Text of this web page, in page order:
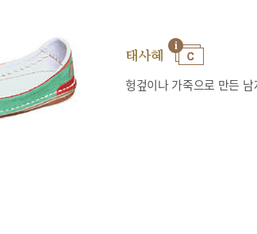
태사혜
헝겊이나 가죽으로 만든